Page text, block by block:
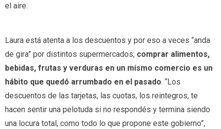
el aire.
Laura está atenta a los descuentos y por eso a veces “anda
de gira” por distintos supermercados; comprar alimentos,
bebidas, frutas y verduras en un mismo comercio es un
hábito que quedó arrumbado en el pasado. “Los
descuentos de las tarjetas, las cuotas, los reintegros, te
hacen sentir una pelotuda si no respondés y termina siendo
una locura total, como todo lo que propone este gobierno”,